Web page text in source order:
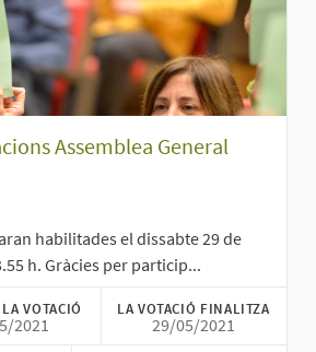
Assemblea General
habilitades el dissabte 29 de
h. Gràcies per particip...
VOTACIÓ
2021
LA VOTACIÓ FINALITZA
29/05/2021